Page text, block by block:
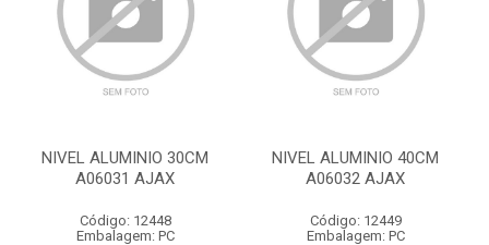
NIVEL ALUMINIO 30CM
A06031 AJAX
Código: 12448
Embalagem: PC
NIVEL ALUMINIO 40CM
A06032 AJAX
Código: 12449
Embalagem: PC